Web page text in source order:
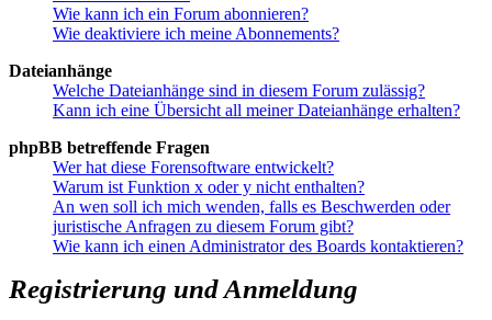
Wie kann ich ein Forum abonnieren?
Wie deaktiviere ich meine Abonnements?
Dateianhänge
Welche Dateianhänge sind in diesem Forum zulässig?
Kann ich eine Übersicht all meiner Dateianhänge erhalten?
phpBB betreffende Fragen
Wer hat diese Forensoftware entwickelt?
Warum ist Funktion x oder y nicht enthalten?
An wen soll ich mich wenden, falls es Beschwerden oder
juristische Anfragen zu diesem Forum gibt?
Wie kann ich einen Administrator des Boards kontaktieren?
Registrierung und Anmeldung